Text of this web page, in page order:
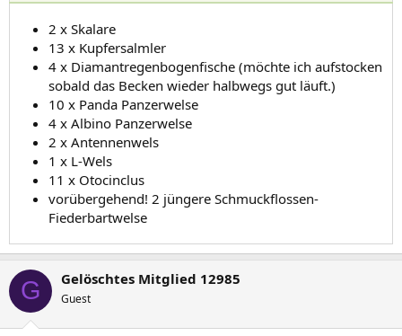
2 x Skalare
13 x Kupfersalmler
4 x Diamantregenbogenfische (möchte ich aufstocken
sobald das Becken wieder halbwegs gut läuft.)
10 x Panda Panzerwelse
4 x Albino Panzerwelse
2 x Antennenwels
1 x L-Wels
11 x Otocinclus
vorübergehend! 2 jüngere Schmuckflossen-
Fiederbartwelse
G Gelöschtes Mitglied 12985
Guest